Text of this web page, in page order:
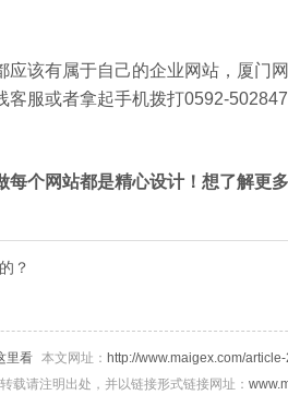
该有属于自己的企业网站， 厦门
服或者拿起手机拨打0592-
个网站都是精心设计！想了解更
？
里看 本文网址： http://www.maigex.com/article-
载请注明出处，并以链接形式链接网址：